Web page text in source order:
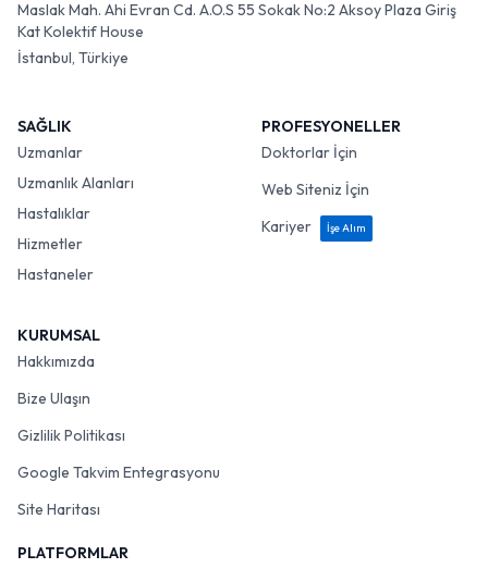
Maslak Mah. Ahi Evran Cd. A.O.S 55 Sokak No:2 Aksoy Plaza Giriş
Kat Kolektif House
İstanbul, Türkiye
SAĞLIK
Uzmanlar
Uzmanlık Alanları
Hastalıklar
Hizmetler
Hastaneler
PROFESYONELLER
Doktorlar İçin
Web Siteniz İçin
Kariyer
İşe Alım
KURUMSAL
Hakkımızda
Bize Ulaşın
Gizlilik Politikası
Google Takvim Entegrasyonu
Site Haritası
PLATFORMLAR